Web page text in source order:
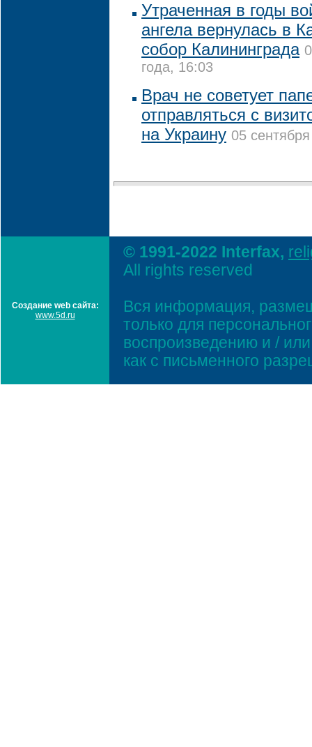
Утраченная в годы
ангела вернулась в
собор Калининграда
года, 16:03
Врач не советует
отправляться с
на Украину 05
Создание web сайта:
www.5d.ru
© 1991-2022 Interfax,
All rights reserved
Вся информация,
только для
воспроизведению и /
как с письменного